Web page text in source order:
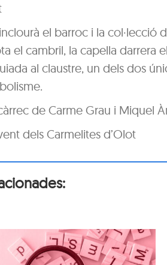
el barroc i la col·lecció
el cambril, la capella darrera
al claustre, un dels dos
de Carme Grau i Miquel
dels Carmelites d’Olot